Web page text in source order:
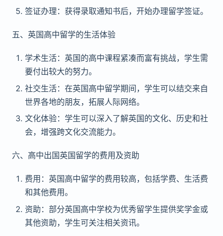
签证办理：获得录取通知书后，开始办理留学签证。
五、英国高中留学的生活体验
学术生活：英国的高中课程紧凑而富有挑战，学生需
要付出较大的努力。
社交生活：在英国高中留学期间，学生可以结交来自
世界各地的朋友，拓展人际网络。
文化体验：学生可以深入了解英国的文化、历史和社
会，增强跨文化交流能力。
六、高中出国英国留学的费用及资助
费用：英国高中留学的费用较高，包括学费、生活费
和其他费用。
资助：部分英国高中学校为优秀留学生提供奖学金或
其他资助，学生可关注相关资讯。